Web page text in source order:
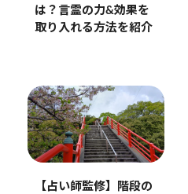
は？言霊の力&効果を
取り入れる方法を紹介
【占い師監修】階段の